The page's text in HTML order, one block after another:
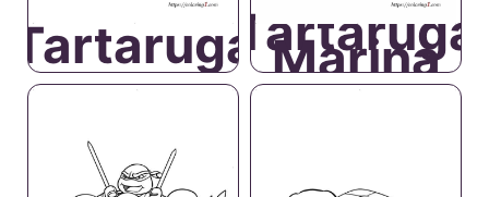
TartarugaTartaruga
Marina